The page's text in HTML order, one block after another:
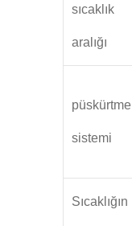
sıcaklık
aralığı
püskürtme
sistemi
Sıcaklığın